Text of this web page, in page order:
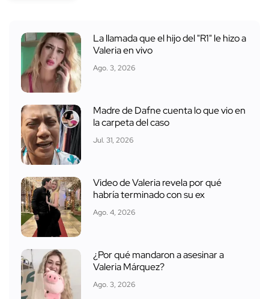
La llamada que el hijo del "R1" le hizo a
Valeria en vivo
Ago. 3, 2026
Madre de Dafne cuenta lo que vio en
la carpeta del caso
Jul. 31, 2026
Video de Valeria revela por qué
habría terminado con su ex
Ago. 4, 2026
¿Por qué mandaron a asesinar a
Valeria Márquez?
Ago. 3, 2026